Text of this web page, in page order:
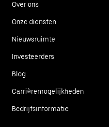
Over ons
Onze diensten
Nieuwsruimte
Investeerders
Blog
Carrièremogelijkheden
Bedrijfsinformatie